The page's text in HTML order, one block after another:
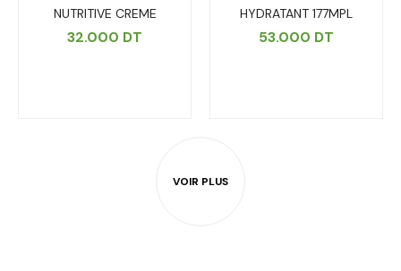
NUTRITIVE CREME
32.000 DT
HYDRATANT 177MPL
53.000 DT